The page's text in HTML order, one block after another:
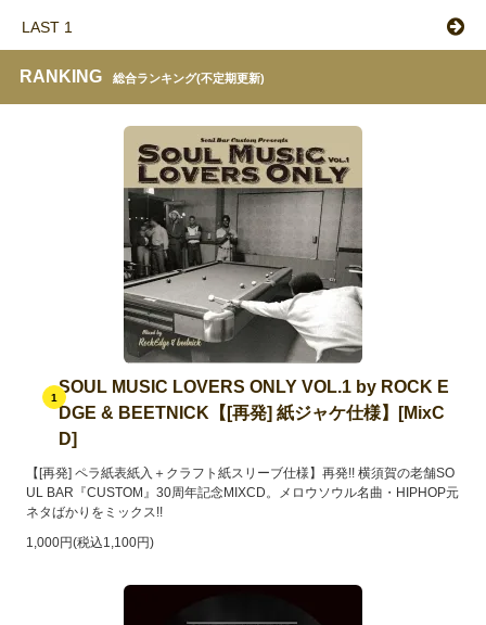
LAST 1
RANKING 総合ランキング(不定期更新)
1
SOUL MUSIC LOVERS ONLY VOL.1 by ROCK E
DGE & BEETNICK【[再発] 紙ジャケ仕様】[MixC
D]
【[再発] ペラ紙表紙入＋クラフト紙スリーブ仕様】再発!! 横須賀の老舗SO
UL BAR『CUSTOM』30周年記念MIXCD。メロウソウル名曲・HIPHOP元
ネタばかりをミックス!!
1,000円(税込1,100円)